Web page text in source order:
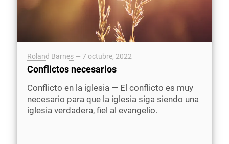
Roland Barnes — 7 octubre, 2022
Conflictos necesarios
Conflicto en la iglesia — El conflicto es muy
necesario para que la iglesia siga siendo una
iglesia verdadera, fiel al evangelio.